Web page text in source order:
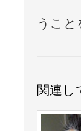
うこと
関連し